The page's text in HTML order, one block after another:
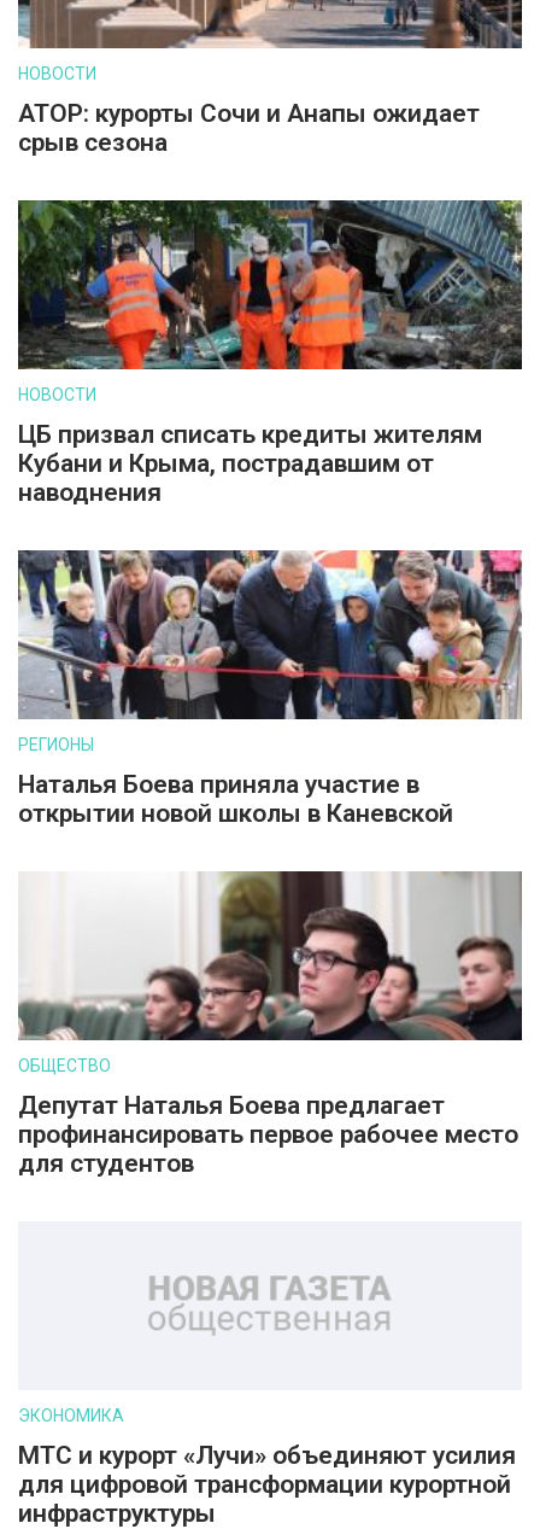
НОВОСТИ
АТОР: курорты Сочи и Анапы ожидает
срыв сезона
НОВОСТИ
ЦБ призвал списать кредиты жителям
Кубани и Крыма, пострадавшим от
наводнения
РЕГИОНЫ
Наталья Боева приняла участие в
открытии новой школы в Каневской
ОБЩЕСТВО
Депутат Наталья Боева предлагает
профинансировать первое рабочее место
для студентов
ЭКОНОМИКА
МТС и курорт «Лучи» объединяют усилия
для цифровой трансформации курортной
инфраструктуры